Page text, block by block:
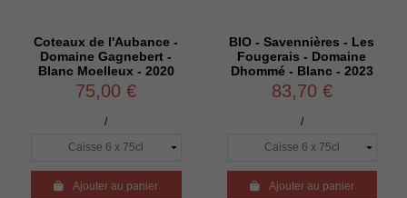
Coteaux de l'Aubance -
Domaine Gagnebert -
Blanc Moelleux - 2020
75,00 €
/
Ajouter au panier
BIO - Savennières - Les
Fougerais - Domaine
Dhommé - Blanc - 2023
83,70 €
/
Ajouter au panier